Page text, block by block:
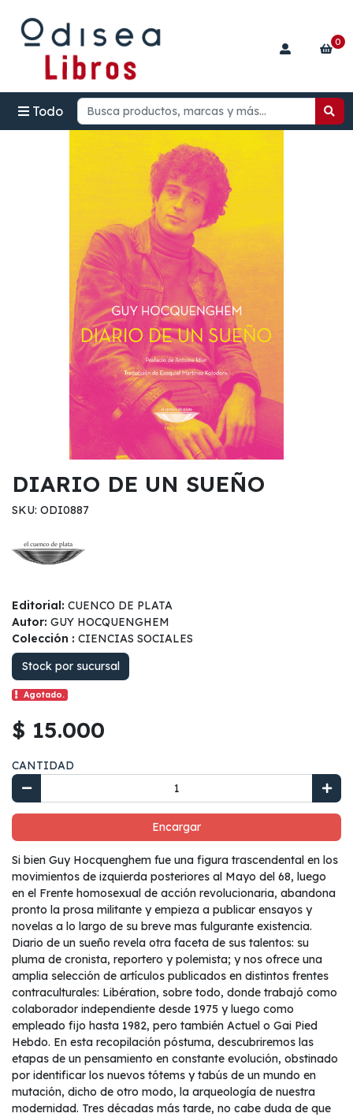
Todo
0
DIARIO DE UN SUEÑO
SKU: ODI0887
Editorial: CUENCO DE PLATA
Autor: GUY HOCQUENGHEM
Colección : CIENCIAS SOCIALES
Stock por sucursal
Agotado.
$ 15.000
CANTIDAD
Encargar
Si bien Guy Hocquenghem fue una figura trascendental en los
movimientos de izquierda posteriores al Mayo del 68, luego
en el Frente homosexual de acción revolucionaria, abandona
pronto la prosa militante y empieza a publicar ensayos y
novelas a lo largo de su breve mas fulgurante existencia.
Diario de un sueño revela otra faceta de sus talentos: su
pluma de cronista, reportero y polemista; y nos ofrece una
amplia selección de artículos publicados en distintos frentes
contraculturales: Libération, sobre todo, donde trabajó como
colaborador independiente desde 1975 y luego como
empleado fijo hasta 1982, pero también Actuel o Gai Pied
Hebdo. En esta recopilación póstuma, descubriremos las
etapas de un pensamiento en constante evolución, obstinado
por identificar los nuevos tótems y tabús de un mundo en
mutación, dicho de otro modo, la arqueología de nuestra
modernidad. Tres décadas más tarde, no cabe duda de que